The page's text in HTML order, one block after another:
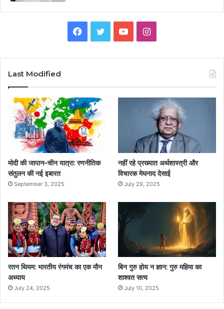
b
o
o
u
e
I
a
g
r
a
Last Modified
मोदी की जापान–चीन यात्रा: रणनीतिक
संतुलन की नई इबारत
September 3, 2025
नहीं रहे प्रख्यात अर्थशास्त्री और
विचारक मेघनाद देसाई
July 29, 2025
रतन थियम: भारतीय रंगमंच का एक मौन
अध्याय
July 24, 2025
बिन गुरु होय न ज्ञान: गुरु महिमा का
शाश्वत सत्य
July 10, 2025